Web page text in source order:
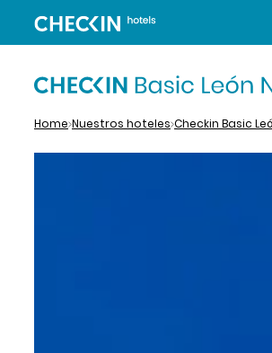
Home Nuestros hoteles Checkin Basic